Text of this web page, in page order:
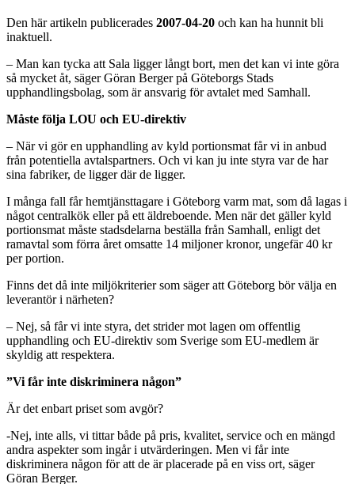
Den här artikeln publicerades 2007-04-20 och kan ha hunnit bli
inaktuell.
– Man kan tycka att Sala ligger långt bort, men det kan vi inte göra
så mycket åt, säger Göran Berger på Göteborgs Stads
upphandlingsbolag, som är ansvarig för avtalet med Samhall.
Måste följa LOU och EU-direktiv
– När vi gör en upphandling av kyld portionsmat får vi in anbud
från potentiella avtalspartners. Och vi kan ju inte styra var de har
sina fabriker, de ligger där de ligger.
I många fall får hemtjänsttagare i Göteborg varm mat, som då lagas i
något centralkök eller på ett äldreboende. Men när det gäller kyld
portionsmat måste stadsdelarna beställa från Samhall, enligt det
ramavtal som förra året omsatte 14 miljoner kronor, ungefär 40 kr
per portion.
Finns det då inte miljökriterier som säger att Göteborg bör välja en
leverantör i närheten?
– Nej, så får vi inte styra, det strider mot lagen om offentlig
upphandling och EU-direktiv som Sverige som EU-medlem är
skyldig att respektera.
”Vi får inte diskriminera någon”
Är det enbart priset som avgör?
-Nej, inte alls, vi tittar både på pris, kvalitet, service och en mängd
andra aspekter som ingår i utvärderingen. Men vi får inte
diskriminera någon för att de är placerade på en viss ort, säger
Göran Berger.